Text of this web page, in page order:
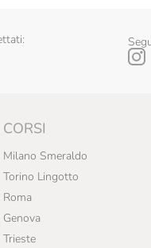
CORSI
Milano Smeraldo
Torino Lingotto
Roma
Genova
Trieste